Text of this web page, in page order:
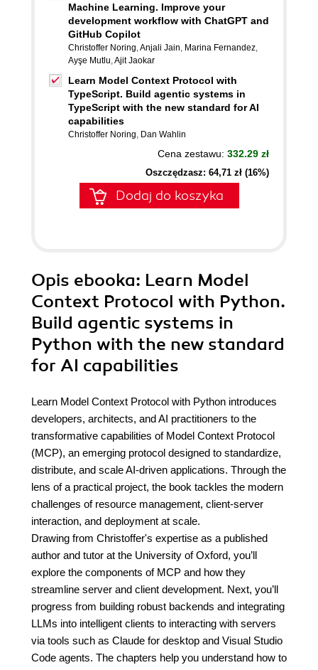
Machine Learning. Improve your
development workflow with ChatGPT and
GitHub Copilot
Christoffer Noring,Anjali Jain, Marina Fernandez,
Ayşe Mutlu,Ajit Jaokar
Learn Model Context Protocol with
TypeScript. Build agentic systems in
TypeScript with the new standard for AI
capabilities
Christoffer Noring, Dan Wahlin
Cena zestawu: 332.29 zł
Oszczędzasz: 64,71 zł (16%)
Dodaj do koszyka
Opis ebooka: Learn Model
Context Protocol with Python.
Build agentic systems in
Python with the new standard
for AI capabilities
Learn Model Context Protocol with Python introduces
developers, architects, and AI practitioners to the
transformative capabilities of Model Context Protocol
(MCP), an emerging protocol designed to standardize,
distribute, and scale AI-driven applications. Through the
lens of a practical project, the book tackles the modern
challenges of resource management, client-server
interaction, and deployment at scale.
Drawing from Christoffer's expertise as a published
author and tutor at the University of Oxford, you’ll
explore the components of MCP and how they
streamline server and client development. Next, you’ll
progress from building robust backends and integrating
LLMs into intelligent clients to interacting with servers
via tools such as Claude for desktop and Visual Studio
Code agents. The chapters help you understand how to